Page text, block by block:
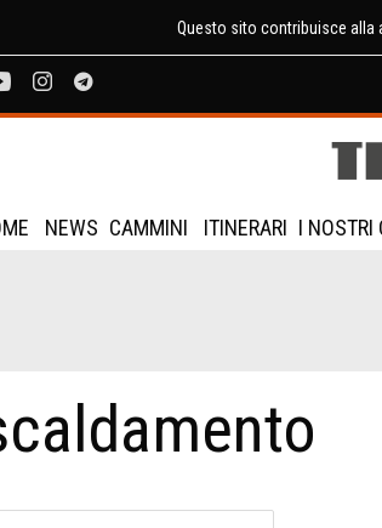
Questo sito contribuisce alla
NEWS CAMMINI ITINERARI I NOSTRI